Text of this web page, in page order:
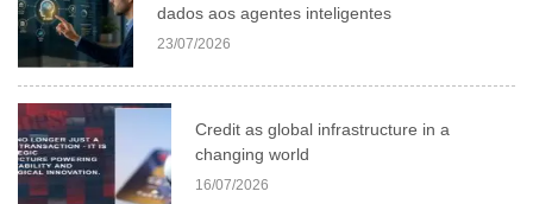
dados aos agentes inteligentes
23/07/2026
Credit as global infrastructure in a
changing world
16/07/2026